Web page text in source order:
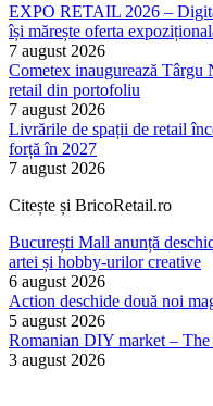
EXPO RETAIL 2026 –
își mărește oferta
7 august 2026
Cometex inaugurează Târgu
retail din portofoliu
7 august 2026
Livrările de spații de retail
forță în 2027
7 august 2026
Citește și BricoRetail.ro
București Mall anunță
artei și hobby-urilor creative
6 august 2026
Action deschide două noi
5 august 2026
Romanian DIY market –
3 august 2026